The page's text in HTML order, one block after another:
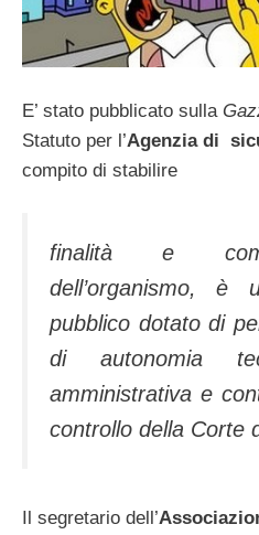
E’ stato pubblicato sulla
Statuto per l’Agenzia di
compito di stabilire
finalità e
dell’organismo,
pubblico dotato di
di autonomia
amministrativa e
controllo della Corte
Il segretario dell’